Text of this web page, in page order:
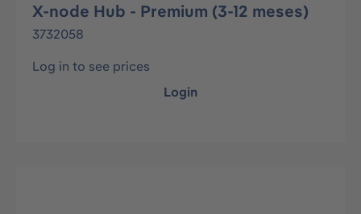
X-node Hub - Premium (3-12 meses)
3732058
Log in to see prices
Login